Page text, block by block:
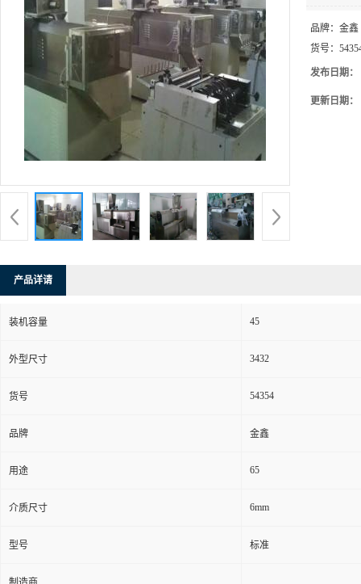
品牌： 金鑫
货号：
发布日期：
更新日期：
产品详请
装机容量 45
外型尺寸 3432
货号 54354
品牌 金鑫
用途 65
介质尺寸 6mm
型号 标准